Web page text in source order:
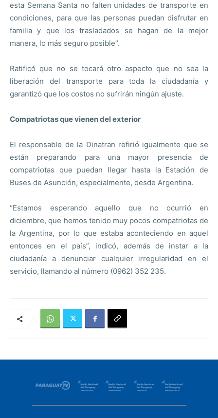
esta Semana Santa no falten unidades de transporte en
condiciones, para que las personas puedan disfrutar en
familia y que los trasladados se hagan de la mejor
manera, lo más seguro posible”.
Ratificó que no se tocará otro aspecto que no sea la
liberación del transporte para toda la ciudadanía y
garantizó que los costos no sufrirán ningún ajuste.
Compatriotas que vienen del exterior
El responsable de la Dinatran refirió igualmente que se
están preparando para una mayor presencia de
compatriotas que puedan llegar hasta la Estación de
Buses de Asunción, especialmente, desde Argentina.
“Estamos esperando aquello que no ocurrió en
diciembre, que hemos tenido muy pocos compatriotas de
la Argentina, por lo que estaba aconteciendo en aquel
entonces en el país”, indicó, además de instar a la
ciudadanía a denunciar cualquier irregularidad en el
servicio, llamando al número (0962) 352 235.